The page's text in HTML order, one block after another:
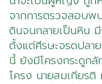
จากการตรวจสอบ
ดินจนกลายเป็นหิน
ตั้งแต่ศีรษะจรดปล
นี้ ยังมีโครงกระดูก
โครง นายสมเกียร